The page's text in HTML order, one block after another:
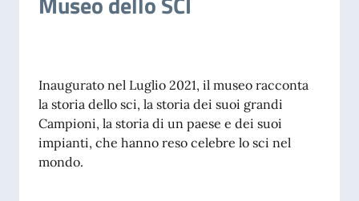
Inaugurato nel Luglio 2021, il museo racconta
la storia dello sci, la storia dei suoi grandi
Campioni, la storia di un paese e dei suoi
impianti, che hanno reso celebre lo sci nel
mondo.